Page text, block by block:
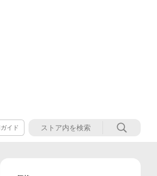
イド